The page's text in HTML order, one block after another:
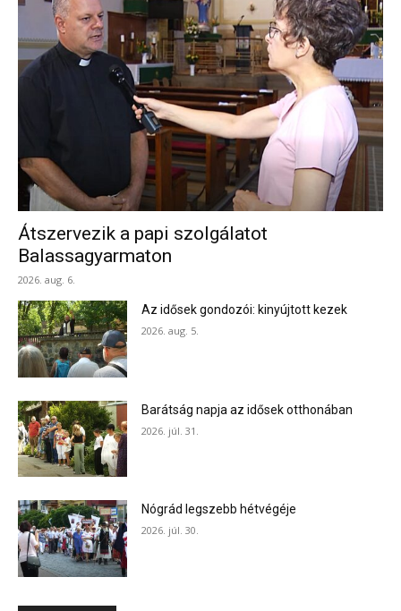
Átszervezik a papi szolgálatot
Balassagyarmaton
2026. aug. 6.
Az idősek gondozói: kinyújtott kezek
2026. aug. 5.
Barátság napja az idősek otthonában
2026. júl. 31.
Nógrád legszebb hétvégéje
2026. júl. 30.